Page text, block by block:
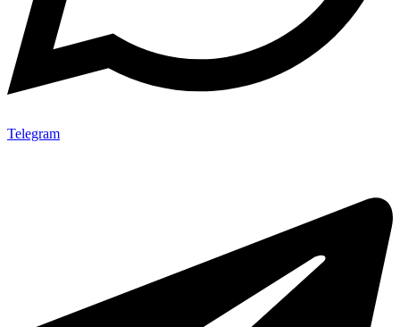
Telegram